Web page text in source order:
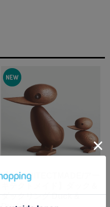
【ARCHITECTMADE/アー
ダックリング Duck &